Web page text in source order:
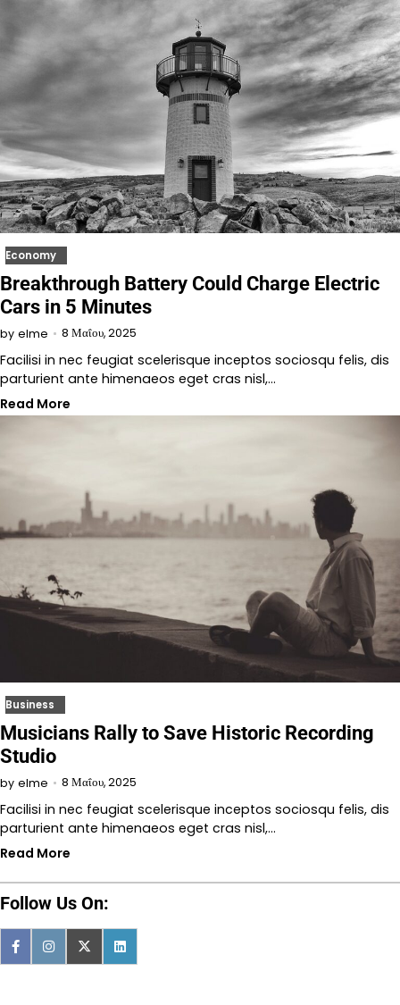
Economy
Breakthrough Battery Could Charge Electric
Cars in 5 Minutes
by elme 8 Μαΐου, 2025
Facilisi in nec feugiat scelerisque inceptos sociosqu felis, dis
parturient ante himenaeos eget cras nisl,…
Read More
Business
Musicians Rally to Save Historic Recording
Studio
by elme 8 Μαΐου, 2025
Facilisi in nec feugiat scelerisque inceptos sociosqu felis, dis
parturient ante himenaeos eget cras nisl,…
Read More
Follow Us On: